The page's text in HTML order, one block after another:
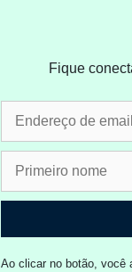
Fique
Ao clicar no botão, você